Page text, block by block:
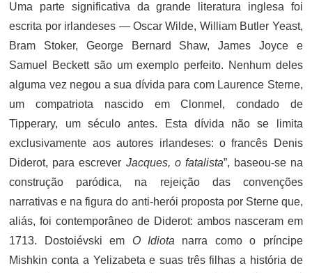
Uma parte significativa da grande literatura inglesa foi
escrita por irlandeses — Oscar Wilde, William Butler Yeast,
Bram Stoker, George Bernard Shaw, James Joyce e
Samuel Beckett são um exemplo perfeito. Nenhum deles
alguma vez negou a sua dívida para com Laurence Sterne,
um compatriota nascido em Clonmel, condado de
Tipperary, um século antes. Esta dívida não se limita
exclusivamente aos autores irlandeses: o francês Denis
Diderot, para escrever Jacques, o fatalista”, baseou-se na
construção paródica, na rejeição das convenções
narrativas e na figura do anti-herói proposta por Sterne que,
aliás, foi contemporâneo de Diderot: ambos nasceram em
1713. Dostoiévski em O Idiota narra como o príncipe
Mishkin conta a Yelizabeta e suas três filhas a história de